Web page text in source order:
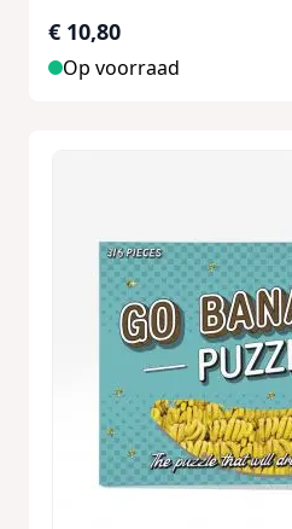
€ 10,80
Op voorraad